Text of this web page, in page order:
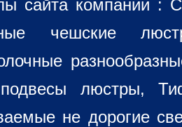
сайта компании :
чешские
подвесы люстры,
не дорогие